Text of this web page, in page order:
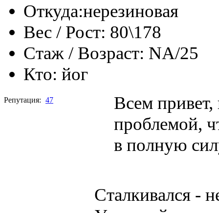
Откуда:нерезиновая
Вес / Рост: 80\178
Стаж / Возраст: NA/25
Кто: йог
Репутация: 47
Всем привет,
проблемой,
в полную
Сталкивался -